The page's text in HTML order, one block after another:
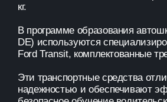
кг.
В программе образования
DE) используются
Ford Transit, комплектованные
Эти транспортные средства
надежностью и обеспечивают